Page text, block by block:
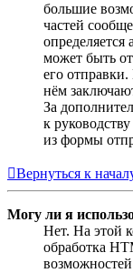
большие
частей
может быть
его
нём
За
к
из формы
Вернуться к
Могу ли я
Нет. На этой
обработка